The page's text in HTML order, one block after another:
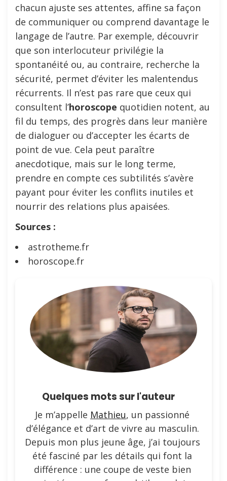
chacun ajuste ses attentes, affine sa façon
de communiquer ou comprend davantage le
langage de l’autre. Par exemple, découvrir
que son interlocuteur privilégie la
spontanéité ou, au contraire, recherche la
sécurité, permet d’éviter les malentendus
récurrents. Il n’est pas rare que ceux qui
consultent l’horoscope quotidien notent, au
fil du temps, des progrès dans leur manière
de dialoguer ou d’accepter les écarts de
point de vue. Cela peut paraître
anecdotique, mais sur le long terme,
prendre en compte ces subtilités s’avère
payant pour éviter les conflits inutiles et
nourrir des relations plus apaisées.
Sources :
astrotheme.fr
horoscope.fr
Quelques mots sur l'auteur
Je m’appelle Mathieu, un passionné
d’élégance et d’art de vivre au masculin.
Depuis mon plus jeune âge, j’ai toujours
été fasciné par les détails qui font la
différence : une coupe de veste bien